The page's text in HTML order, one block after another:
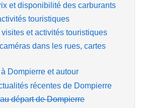
et disponibilité des carburants
touristiques
et activités touristiques
dans les rues, cartes
Dompierre et autour
récentes de Dompierre
départ de Dompierre